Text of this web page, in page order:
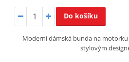
Do košíku
Moderní dámská bunda na
stylovým